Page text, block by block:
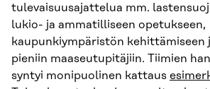
tulevaisuusajattelua mm.
lukio- ja ammatilliseen opetukseen,
kaupunkiympäristön kehittämiseen
pieniin maaseutupitäjiin. Tiimien
syntyi monipuolinen kattaus